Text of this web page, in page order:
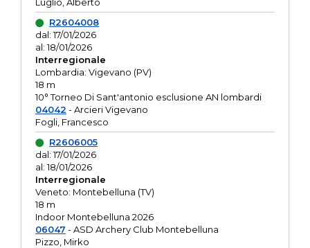
R2604008
dal: 17/01/2026
al: 18/01/2026
Interregionale
Lombardia: Vigevano (PV)
18 m
10° Torneo Di Sant'antonio esclusione AN lombardi
04042 - Arcieri Vigevano
Fogli, Francesco
R2606005
dal: 17/01/2026
al: 18/01/2026
Interregionale
Veneto: Montebelluna (TV)
18 m
Indoor Montebelluna 2026
06047 - ASD Archery Club Montebelluna
Pizzo, Mirko